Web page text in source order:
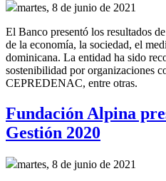
martes, 8 de junio de 2021
El Banco presentó los resultados
de la economía, la sociedad, el
dominicana. La entidad ha sido
sostenibilidad por organizaciones
CEPREDENAC, entre otras.
Fundación Alpina
Gestión 2020
martes, 8 de junio de 2021